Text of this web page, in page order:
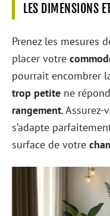
LES DIMENSIONS
Prenez les mesures
placer votre
pourrait encombrer
trop petite ne
rangement. Assurez-
s’adapte
surface de votre